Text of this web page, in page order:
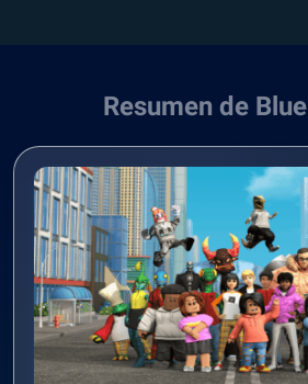
Resumen de